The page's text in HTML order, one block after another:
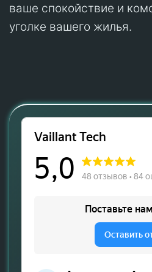
ваше спокойствие и
уголке вашего жилья.